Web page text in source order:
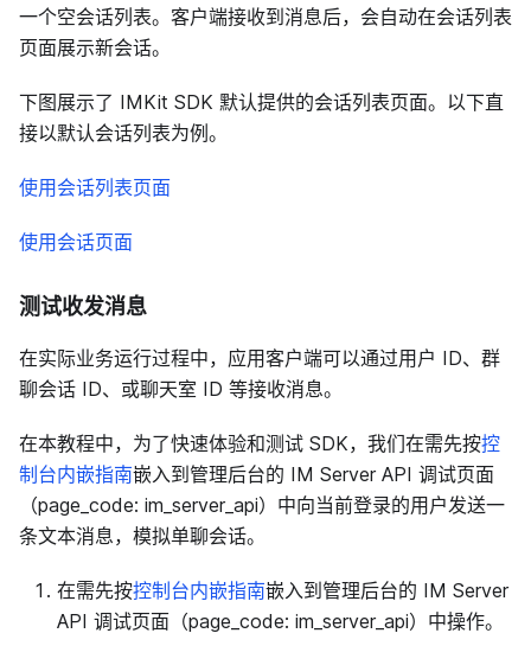
一个空会话列表。客户端接收到消息后，会自动在会话列表
页面展示新会话。
下图展示了 IMKit SDK 默认提供的会话列表页面。以下直
接以默认会话列表为例。
使用会话列表页面
使用会话页面
测试收发消息
在实际业务运行过程中，应用客户端可以通过用户 ID、群
聊会话 ID、或聊天室 ID 等接收消息。
在本教程中，为了快速体验和测试 SDK，我们在需先按控
制台内嵌指南嵌入到管理后台的 IM Server API 调试页面
（page_code: im_server_api）中向当前登录的用户发送一
条文本消息，模拟单聊会话。
在需先按控制台内嵌指南嵌入到管理后台的 IM Server
API 调试页面（page_code: im_server_api）中操作。